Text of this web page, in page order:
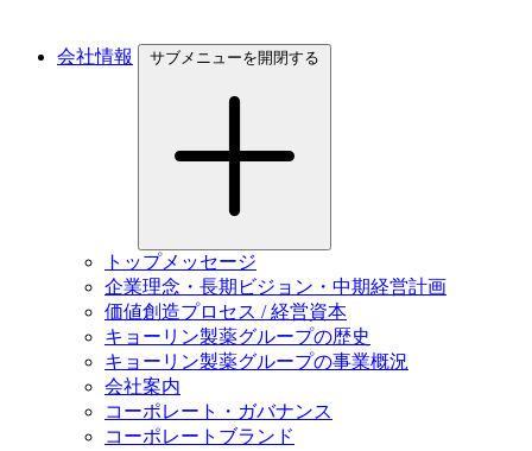
会社情報 サブメニューを開閉する
トップメッセージ
企業理念・長期ビジョン・中期経営計画
価値創造プロセス / 経営資本
キョーリン製薬グループの歴史
キョーリン製薬グループの事業概況
会社案内
コーポレート・ガバナンス
コーポレートブランド